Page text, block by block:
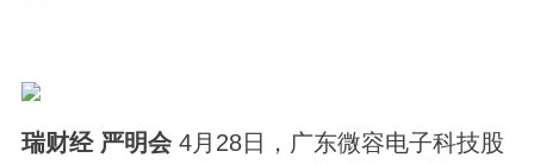
瑞财经 严明会 4月28日，广东微容电子科技股